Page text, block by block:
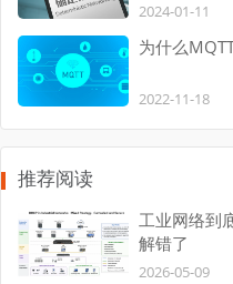
2024-01-11
为什么
2022-11-18
推荐阅读
工业网络到
解错了
2026-05-09